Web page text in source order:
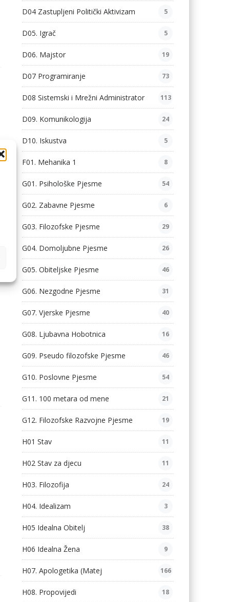
D04 Zastupljeni Politički Aktivizam 5
D05. Igrač 5
D06. Majstor 19
D07 Programiranje 73
D08 Sistemski i Mrežni Administrator 113
D09. Komunikologija 24
D10. Iskustva 5
F01. Mehanika 1 8
G01. Psihološke Pjesme 54
G02. Zabavne Pjesme 6
G03. Filozofske Pjesme 29
G04. Domoljubne Pjesme 26
G05. Obiteljske Pjesme 46
G06. Nezgodne Pjesme 31
G07. Vjerske Pjesme 40
G08. Ljubavna Hobotnica 16
G09. Pseudo filozofske Pjesme 46
G10. Poslovne Pjesme 54
G11. 100 metara od mene 21
G12. Filozofske Razvojne Pjesme 19
H01 Stav 11
H02 Stav za djecu 11
H03. Filozofija 24
H04. Idealizam 3
H05 Idealna Obitelj 38
H06 Idealna Žena 9
H07. Apologetika (Matej 166
H08. Propovijedi 18